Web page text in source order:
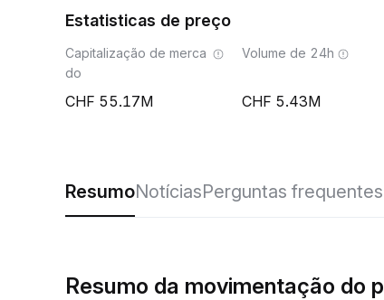
Estatisticas de preço
Capitalização de merca
do
55.17M
Volume de 24h
5.43M
ResumoNotíciasPerguntas frequentes
Resumo da movimentação do